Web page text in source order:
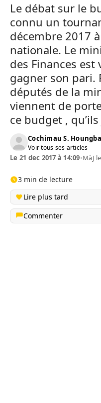
Le débat sur le
connu un
décembre 2017 à
nationale. Le
des Finances
gagner son pari.
députés de la
viennent de
ce budget ,
Cochimau S.
Voir tous ses articles
Le 21 dec 2017 à 14:09•MàJ
3 min de lecture
Lire plus tard
Commenter